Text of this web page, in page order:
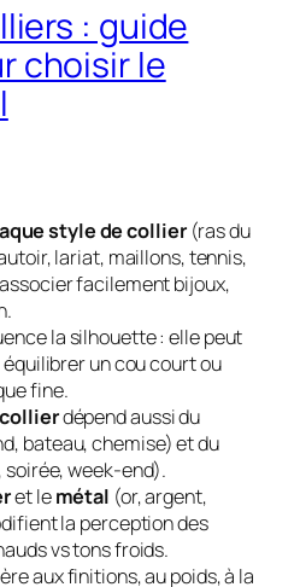
: guide
choisir le
style de collier(ras du
lariat, maillons, tennis,
facilement bijoux,
la silhouette : elle peut
un cou court ou
fine.
dépend aussi du
bateau, chemise) et du
week-end).
et lemétal (or, argent,
la perception des
vs tons froids.
aux finitions, au poids, à la